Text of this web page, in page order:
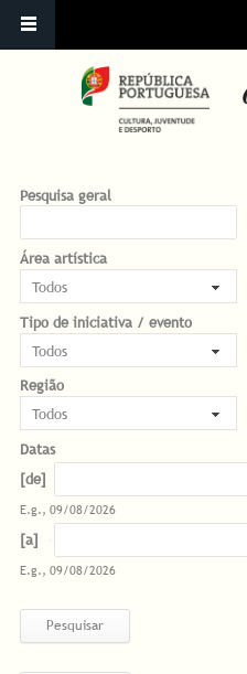
Pesquisa geral
Área artística
Tipo de iniciativa / evento
Região
Datas
Datas
Date
E.g., 09/08/2026
Datas
Date
E.g., 09/08/2026